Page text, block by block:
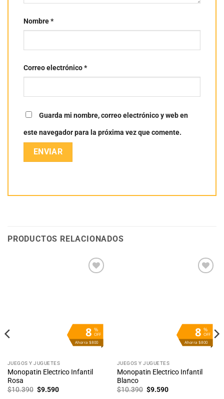
Nombre*
Correo electrónico*
Guarda mi nombre, correo electrónico y web en
este navegador para la próxima vez que comente.
PRODUCTOS RELACIONADOS
%
OFF
8
Ahorra $800
JUEGOS Y JUGUETES
Monopatin Electrico Infantil
Rosa
$10.390 El
$9.590El
%
OFF
8
Ahorra $800
JUEGOS Y JUGUETES
Monopatin Electrico Infantil
Blanco
$10.390 El
$9.590El